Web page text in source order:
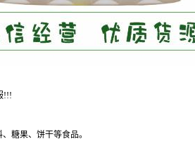
!!!
糖果、饼干等食品。